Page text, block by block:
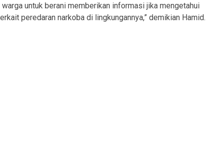
untuk berani memberikan informasi jika mengetahui
peredaran narkoba di lingkungannya,” demikian Hamid.